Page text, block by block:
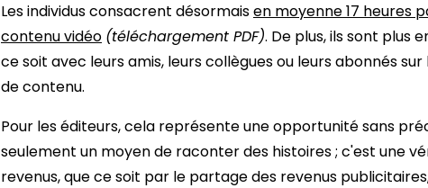
Les individus consacrent désormaisen moyenne 17 heures
contenu vidéo (téléchargement PDF). De plus, ils sont plus
ce soit avec leurs amis, leurs collègues ou leurs abonnés
de contenu.
Pour les éditeurs, cela représente une opportunité sans
seulement un moyen de raconter des histoires ; c'est une
revenus, que ce soit par le partage des revenus